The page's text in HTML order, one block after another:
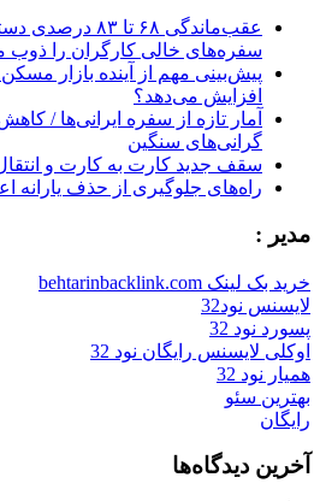
عقب‌ماندگی ۶۸ تا
سفره‌های خالی کارگران را ذوب
پیش‌بینی مهم از آینده بازار مسکن
افزایش می‌دهد؟
آمار تازه از سفره ایرانی‌ها /
گرانی‌های سنگین
سقف جدید کارت به کارت و
راه‌های جلوگیری از حذف یارانه
مدیر :
خرید بک لینک behtarinbacklink.com
لایسنس نود32
پسورد نود 32
اوکلی لایسنس رایگان نود 32
همیار نود 32
بهترین سئو
رایگان
آخرین دیدگاه‌ها